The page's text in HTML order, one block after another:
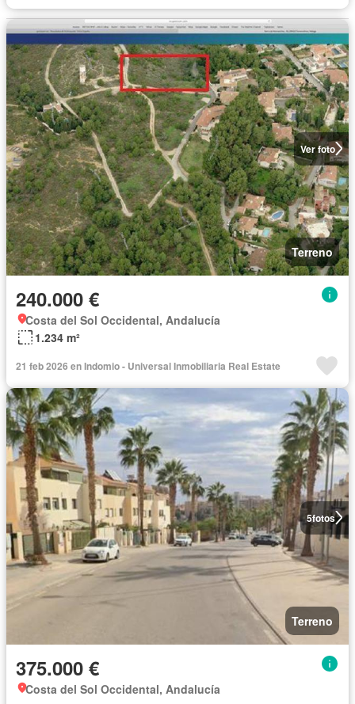
Ver foto
Terreno
240.000 €
Costa del Sol Occidental, Andalucía
1.234 m²
21 feb 2026 en Indomio - Universal Inmobiliaria Real Estate
5fotos
Terreno
375.000 €
Costa del Sol Occidental, Andalucía